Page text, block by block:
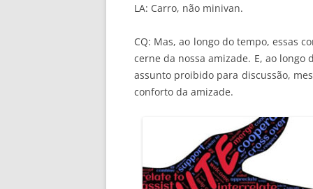
LA: Carro, não minivan.
CQ: Mas, ao longo do tempo, essas
cerne da nossa amizade. E, ao
assunto proibido para discussão,
conforto da amizade.